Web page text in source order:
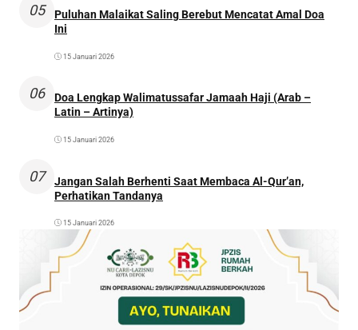
05
Puluhan Malaikat Saling Berebut Mencatat Amal Doa
Ini
15 Januari 2026
06
Doa Lengkap Walimatussafar Jamaah Haji (Arab –
Latin – Artinya)
15 Januari 2026
07
Jangan Salah Berhenti Saat Membaca Al-Qur’an,
Perhatikan Tandanya
15 Januari 2026